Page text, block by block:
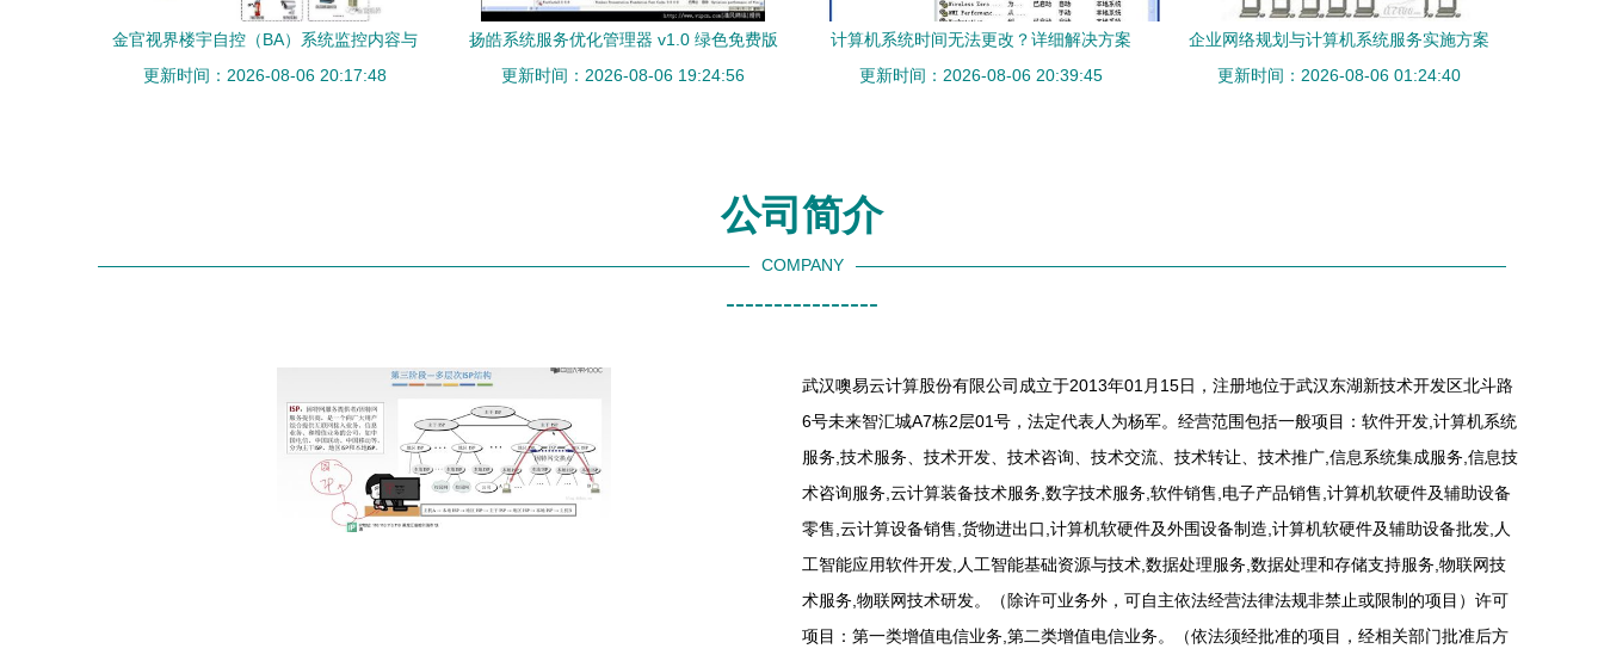
金官视界楼宇自控（BA）系统监控内容与
计算机系统服务解析
更新时间：2026-08-06 20:17:48
扬皓系统服务优化管理器 v1.0 绿色免费版
轻量高效的计算机系统服务优化工具
更新时间：2026-08-06 19:24:56
计算机系统时间无法更改？详细解决方案
汇总
更新时间：2026-08-06 20:39:45
企业网络规划与计算机系统服务实施方案
更新时间：2026-08-06 01:24:40
公司简介
COMPANY
----------------
武汉噢易云计算股份有限公司成立于2013年01月15日，注册地位于武汉东湖新技术开发区北斗路
6号未来智汇城A7栋2层01号，法定代表人为杨军。经营范围包括一般项目：软件开发,计算机系统
服务,技术服务、技术开发、技术咨询、技术交流、技术转让、技术推广,信息系统集成服务,信息技
术咨询服务,云计算装备技术服务,数字技术服务,软件销售,电子产品销售,计算机软硬件及辅助设备
零售,云计算设备销售,货物进出口,计算机软硬件及外围设备制造,计算机软硬件及辅助设备批发,人
工智能应用软件开发,人工智能基础资源与技术,数据处理服务,数据处理和存储支持服务,物联网技
术服务,物联网技术研发。（除许可业务外，可自主依法经营法律法规非禁止或限制的项目）许可
项目：第一类增值电信业务,第二类增值电信业务。（依法须经批准的项目，经相关部门批准后方